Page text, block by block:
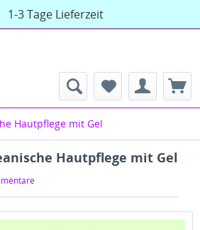
1-3 Tage Lieferzeit
Hautpflege mit Gel
Hautpflege mit Gel